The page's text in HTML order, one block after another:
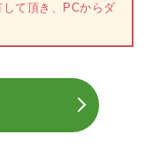
て頂き、PCからダ